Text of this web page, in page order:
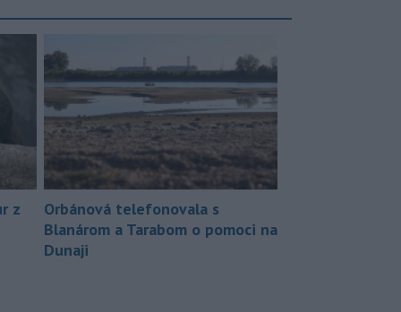
z
Orbánová telefonovala s
Blanárom a Tarabom o pomoci na
Dunaji